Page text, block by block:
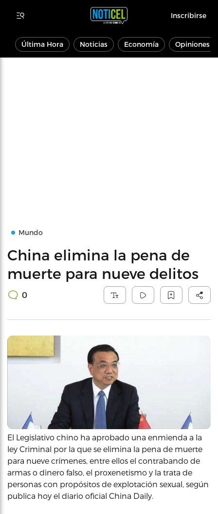
Inscribirse
Última Hora Noticias Economía Opiniones
Mundo
China elimina la pena de
muerte para nueve delitos
0
El Legislativo chino ha aprobado una enmienda a la
ley Criminal por la que se elimina la pena de muerte
para nueve crímenes, entre ellos el contrabando de
armas o dinero falso, el proxenetismo y la trata de
personas con propósitos de explotación sexual, según
publica hoy el diario oficial China Daily.